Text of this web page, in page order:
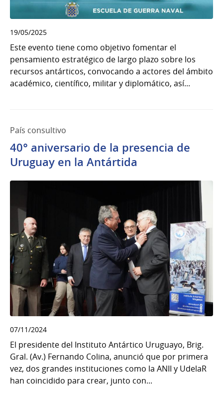
19/05/2025
Este evento tiene como objetivo fomentar el
pensamiento estratégico de largo plazo sobre los
recursos antárticos, convocando a actores del ámbito
académico, científico, militar y diplomático, así...
País consultivo
40° aniversario de la presencia de
Uruguay en la Antártida
07/11/2024
El presidente del Instituto Antártico Uruguayo, Brig.
Gral. (Av.) Fernando Colina, anunció que por primera
vez, dos grandes instituciones como la ANII y UdelaR
han coincidido para crear, junto con...